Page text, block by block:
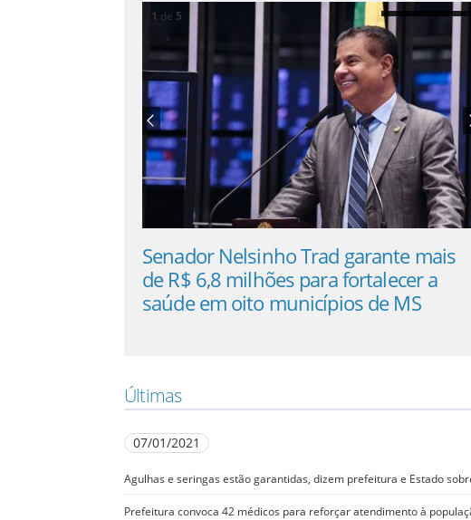
Senador Nelsinho Trad garante mais
de R$ 6,8 milhões para fortalecer a
saúde em oito municípios de MS
1 de 5
Últimas
07/01/2021
Agulhas e seringas estão garantidas, dizem prefeitura e Estado
Prefeitura convoca 42 médicos para reforçar atendimento à